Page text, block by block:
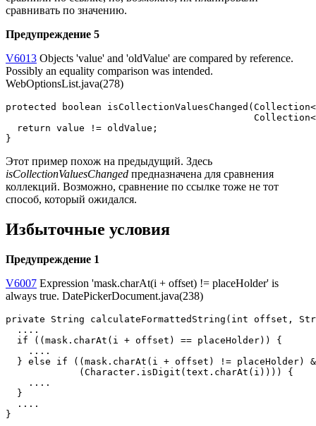
сравнивать по значению.
Предупреждение 5
V6013 Objects 'value' and 'oldValue' are compared by reference.
Possibly an equality comparison was intended.
WebOptionsList.java(278)
protected boolean
  return value != oldValue;
}
Этот пример похож на предыдущий. Здесь
isCollectionValuesChanged предназначена для сравнения
коллекций. Возможно, сравнение по ссылке тоже не тот
способ, который ожидался.
Избыточные условия
Предупреждение 1
V6007 Expression 'mask.charAt(i + offset) != placeHolder' is
always true. DatePickerDocument.java(238)
private String calculateFormattedString(int offset,
  ....
if ((mask.charAt(i + offset) == placeHolder)) {
    ....
} else if ((mask.charAt(i + offset) != placeHolder)
             (Character.isDigit(text.charAt(i)))) {
    ....
  }
  ....
}